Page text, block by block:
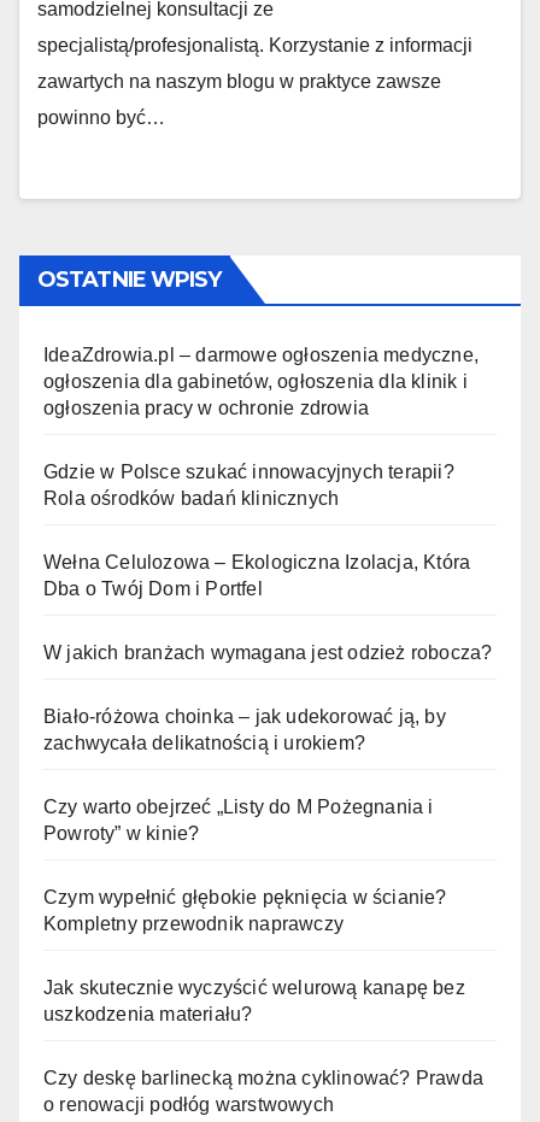
samodzielnej konsultacji ze
specjalistą/profesjonalistą. Korzystanie z informacji
zawartych na naszym blogu w praktyce zawsze
powinno być…
OSTATNIE WPISY
IdeaZdrowia.pl – darmowe ogłoszenia medyczne,
ogłoszenia dla gabinetów, ogłoszenia dla klinik i
ogłoszenia pracy w ochronie zdrowia
Gdzie w Polsce szukać innowacyjnych terapii?
Rola ośrodków badań klinicznych
Wełna Celulozowa – Ekologiczna Izolacja, Która
Dba o Twój Dom i Portfel
W jakich branżach wymagana jest odzież robocza?
Biało-różowa choinka – jak udekorować ją, by
zachwycała delikatnością i urokiem?
Czy warto obejrzeć „Listy do M Pożegnania i
Powroty” w kinie?
Czym wypełnić głębokie pęknięcia w ścianie?
Kompletny przewodnik naprawczy
Jak skutecznie wyczyścić welurową kanapę bez
uszkodzenia materiału?
Czy deskę barlinecką można cyklinować? Prawda
o renowacji podłóg warstwowych